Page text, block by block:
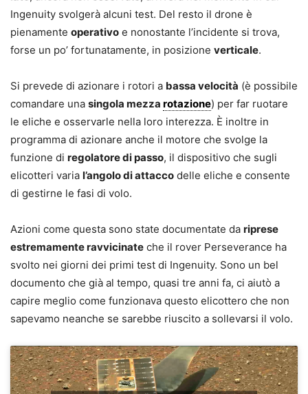
Ingenuity svolgerà alcuni test. Del resto il drone è
pienamente operativo e nonostante l’incidente si trova,
forse un po’ fortunatamente, in posizione verticale.
Si prevede di azionare i rotori a bassa velocità (è possibile
comandare una singola mezza rotazione) per far ruotare
le eliche e osservarle nella loro interezza. È inoltre in
programma di azionare anche il motore che svolge la
funzione di regolatore di passo, il dispositivo che sugli
elicotteri varia l’angolo di attacco delle eliche e consente
di gestirne le fasi di volo.
Azioni come questa sono state documentate da riprese
estremamente ravvicinate che il rover Perseverance ha
svolto nei giorni dei primi test di Ingenuity. Sono un bel
documento che già al tempo, quasi tre anni fa, ci aiutò a
capire meglio come funzionava questo elicottero che non
sapevamo neanche se sarebbe riuscito a sollevarsi il volo.